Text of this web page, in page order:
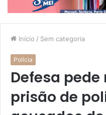
Início / Sem categoria
Polícia
Defesa
prisão de